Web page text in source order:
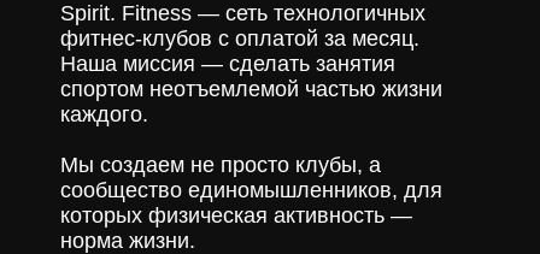
Spirit. Fitness — сеть технологичных
фитнес-клубов с оплатой за месяц.
Наша миссия — сделать занятия
спортом неотъемлемой частью жизни
каждого.
Мы создаем не просто клубы, а
сообщество единомышленников, для
которых физическая активность —
норма жизни.